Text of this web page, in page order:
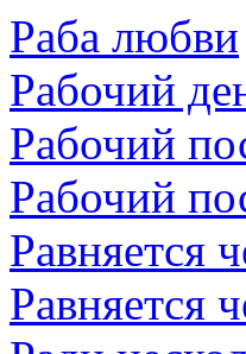
Раба любви
Рабочий
Рабочий
Рабочий
Равняется
Равняется